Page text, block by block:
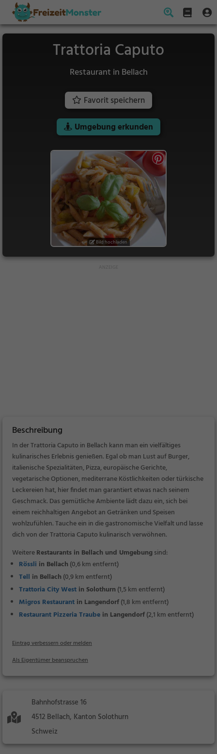
Trattoria Caputo
Restaurant in Bellach
Favorit speichern
Umgebung erkunden
Bild hochladen
Beschreibung
In der Trattoria Caputo in Bellach kann man ein vielfältiges
kulinarisches Erlebnis genießen. Egal ob man Lust auf Burger,
italienische Spezialitäten, Pizza, europäische Gerichte,
vegetarische Optionen, mediterrane Köstlichkeiten oder türkische
Leckereien hat, hier findet man garantiert etwas nach seinem
Geschmack. Das gemütliche Ambiente lädt dazu ein, sich bei
einem reichhaltigen Angebot an Getränken und Speisen
wohlzufühlen. Tauche ein in die gastronomische Vielfalt und lasse
dich von der Trattoria Caputo kulinarisch verwöhnen.
WeitereRestaurants in Bellach und Umgebungsind:
Rössli in Bellach (0,6 km entfernt)
Tell in Bellach (0,9 km entfernt)
Trattoria City West in Solothurn (1,5 km entfernt)
Migros Restaurant in Langendorf(1,8 km entfernt)
Restaurant Pizzeria Traube in Langendorf(2,1 km entfernt)
Eintrag verbessern oder melden
Als Eigentümer beanspruchen
Bahnhofstrasse 16
4512 Bellach, Kanton Solothurn
Schweiz